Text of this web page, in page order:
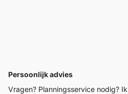
Persoonlijk advies
Vragen? Planningsservice nodig?